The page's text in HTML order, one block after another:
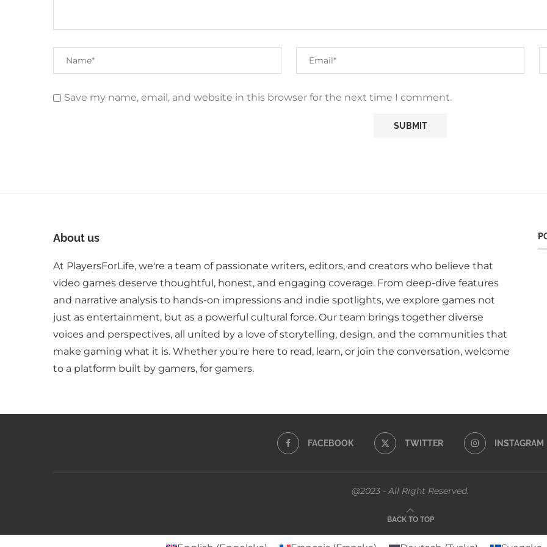
Save my name, email, and website in this browser for the next time I comment.
About us
At PlayersForLife, we're a team of passionate writers, editors, and creators who believe that
video games deserve thoughtful, honest, and engaging coverage. From deep-dive features
and narrative analysis to hands-on impressions and indie spotlights, we explore games not
just as entertainment, but as a powerful cultural force. Our team brings together diverse
voices and perspectives, all united by a love of storytelling, design, and the communities that
make gaming what it is. Whether you're here to read, learn, or join the conversation, welcome
to a platform built by gamers, for gamers.
FACEBOOK TWITTER INSTAGRAM
@2023 - All Right Reserved.
BACK TO TOP